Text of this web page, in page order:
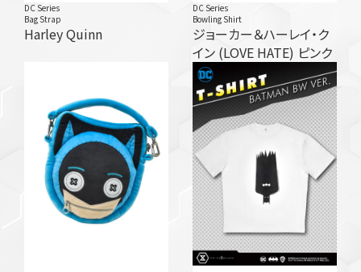
DC Series
Bag Strap
Harley Quinn
DC Series
Bowling Shirt
ジョーカー＆ハーレイ・ク
イン (LOVE HATE) ピンク